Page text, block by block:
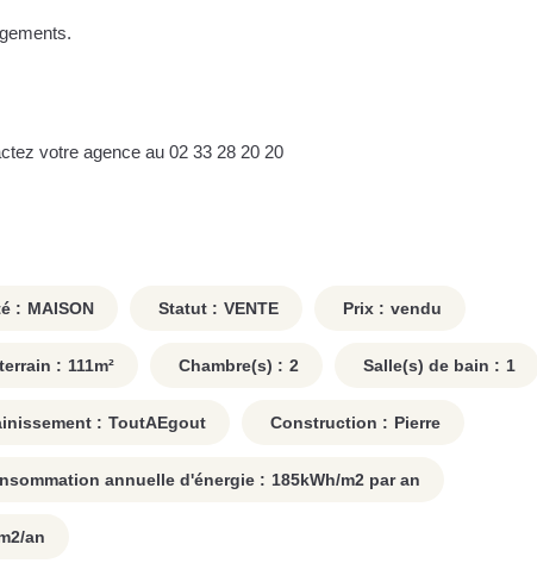
votre agence au 02 33 28 20 20
: MAISON Statut : VENTE Prix : vendu
: 111m² Chambre(s) : 2 Salle(s) de bain : 1
: ToutAEgout Construction : Pierre
annuelle d'énergie : 185kWh/m2 par an
an